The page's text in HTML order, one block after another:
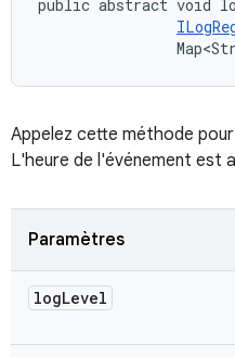
public abstract void
Appelez cette méthode
L'heure de l'événement est
Paramètres
logLevel